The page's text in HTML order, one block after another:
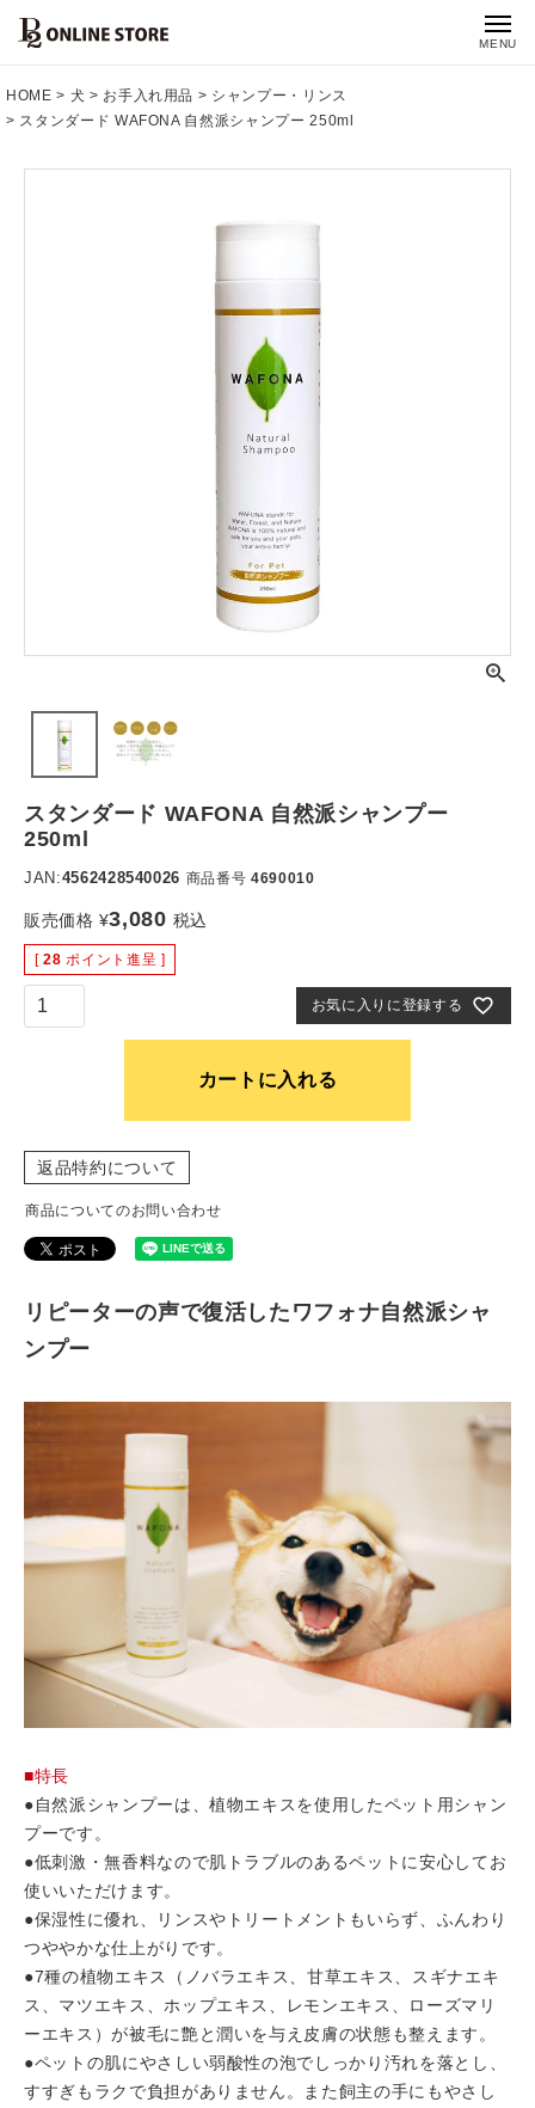
MENU
HOME 犬 お手入れ用品
シャンプー・リンス
スタンダード WAFONA 自然派シャンプー 250ml
スタンダード WAFONA 自然派シャンプー
250ml
JAN:4562428540026 商品番号 4690010
販売価格 ¥3,080 税込
[ 28 ポイント進呈 ]
お気に入りに登録する
カートに入れる
返品特約について
商品についてのお問い合わせ
リピーターの声で復活したワフォナ自然派シャ
ンプー
■特長
●自然派シャンプーは、植物エキスを使用したペット用シャン
プーです。
●低刺激・無香料なので肌トラブルのあるペットに安心してお
使いいただけます。
●保湿性に優れ、リンスやトリートメントもいらず、ふんわり
つややかな仕上がりです。
●7種の植物エキス（ノバラエキス、甘草エキス、スギナエキ
ス、マツエキス、ホップエキス、レモンエキス、ローズマリ
ーエキス）が被毛に艶と潤いを与え皮膚の状態も整えます。
●ペットの肌にやさしい弱酸性の泡でしっかり汚れを落とし、
すすぎもラクで負担がありません。また飼主の手にもやさし